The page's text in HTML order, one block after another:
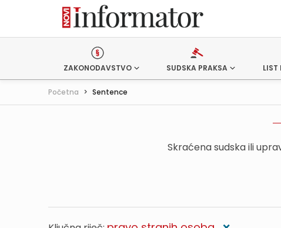
ZAKONODAVSTVO SUDSKA PRAKSA LIST
Početna > Sentence
Skraćena sudska ili